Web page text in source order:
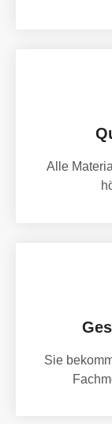
Alle
Sie